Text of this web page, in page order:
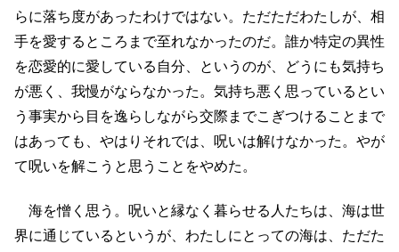
らに落ち度があったわけではない。ただただわたしが、相
手を愛するところまで至れなかったのだ。誰か特定の異性
を恋愛的に愛している自分、というのが、どうにも気持ち
が悪く、我慢がならなかった。気持ち悪く思っているとい
う事実から目を逸らしながら交際までこぎつけることまで
はあっても、やはりそれでは、呪いは解けなかった。やが
て呪いを解こうと思うことをやめた。
海を憎く思う。呪いと縁なく暮らせる人たちは、海は世
界に通じているというが、わたしにとっての海は、ただた